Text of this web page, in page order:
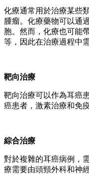
化療通常用於治療某些
腫瘤。化療藥物可以通
胞。然而，化療也可能
等，因此在治療過程中
靶向治療
靶向治療可以作為耳癌
癌患者，激素治療和免
綜合治療
對於複雜的耳癌病例，
療需要由頭頸外科和神